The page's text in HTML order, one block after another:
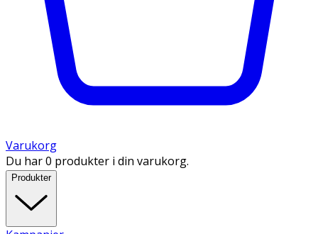
Varukorg
Du har 0 produkter i din varukorg.
Produkter